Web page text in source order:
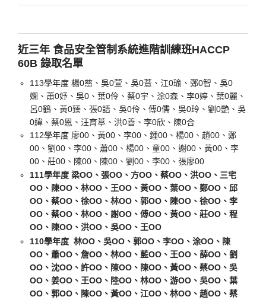
近三年 食品安全管制系統進階訓練班HACCP
60B 錄取名單
113學年度 楊0慈、吳0萱、吳0薏、江0瑜、鄭0智、吳0
嫻、蕭0妤、吳0、葉0伶、蔡0宇、涂0森、李0婷、葉0麗、
呂0鶴、黃0臻、張0語、吳0伶、傅0儒、吳0玲、劉0艷、吳
0緯、蔡0恩、汪育葶、洪0善、李0欣、陳0合
112學年度 廖00、黃00、李00、鍾00、楊00、趙00、鄭
00、劉00、李00、蕭00、楊00、童00、謝00、黃00、李
00、莊00、陳00、陳00、劉00、李00、張廖00
111學年度 梁OO、張OO、方OO、蔡OO、洪OO、三宅
OO、陳OO、林OO、王OO、黃OO、葉OO、鄭OO、邱
OO、蔡OO、徐OO、林OO、郭OO、陳OO、徐OO、李
OO、蔡OO、林OO、謝OO、傅OO、黃OO、莊OO、程
OO、陳OO、洪OO、吳OO、王OO
110學年度 林OO、吳OO、郭OO、李OO、涂OO、陳
OO、蕭OO、詹OO、林OO、藍OO、王OO、薛OO、劉
OO、沈OO、許OO、陳OO、陳OO、黃OO、蔡OO、吳
OO、姜OO、王OO、陸OO、林OO、游OO、吳OO、葉
OO、郭OO、陳OO、黃OO、江OO、林OO、趙OO、蔡